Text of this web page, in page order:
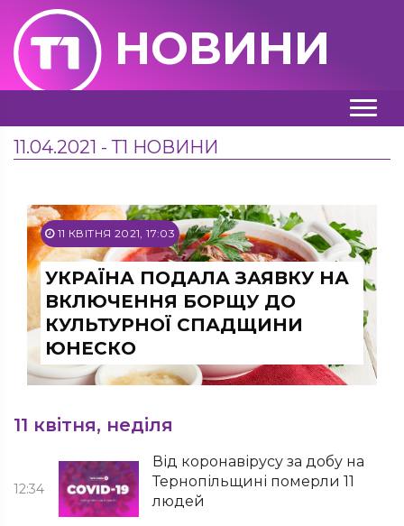
НОВИНИ
11.04.2021 - Т1 НОВИНИ
11 КВІТНЯ 2021, 17:03
УКРАЇНА ПОДАЛА ЗАЯВКУ НА
ВКЛЮЧЕННЯ БОРЩУ ДО
КУЛЬТУРНОЇ СПАДЩИНИ
ЮНЕСКО
11 квітня, неділя
12:34
Від коронавірусу за добу на
Тернопільщині померли 11
людей